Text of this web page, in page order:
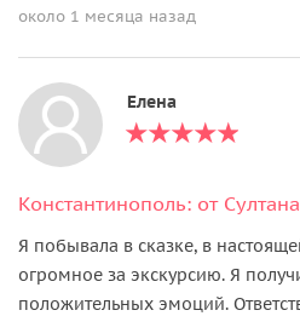
около 1 месяца назад
Елена
Я побывала в сказке, в
огромное за экскурсию. Я
положительных эмоций.